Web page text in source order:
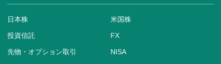
日本株 米国株
投資信託 FX
先物・オプション取引 NISA